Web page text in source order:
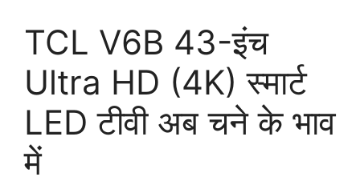
TCL V6B 43-इंच
Ultra HD (4K) स्मार्ट
LED टीवी अब चने के भाव
में